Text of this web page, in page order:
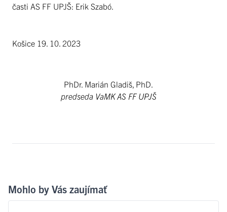
časti AS FF UPJŠ: Erik Szabó.
Košice 19. 10. 2023
PhDr. Marián Gladiš, PhD.
predseda VaMK AS FF UPJŠ
Mohlo by Vás zaujímať